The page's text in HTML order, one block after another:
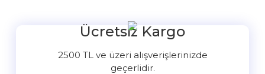
Ücretsiz Kargo
2500 TL ve üzeri alışverişlerinizde
geçerlidir.